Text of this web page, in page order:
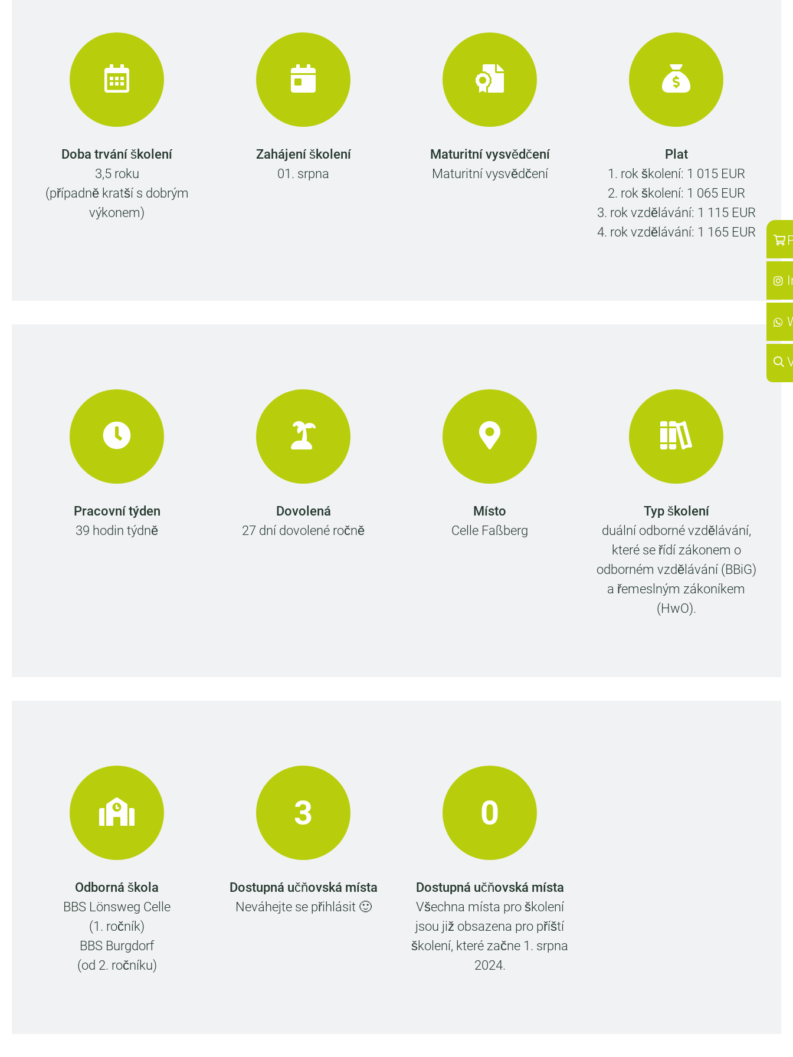
Doba trvání školení
3,5 roku
(případně kratší s dobrým
výkonem)
Zahájení školení
01. srpna
Maturitní vysvědčení
Maturitní vysvědčení
Plat
1. rok školení: 1 015 EUR
2. rok školení: 1 065 EUR
3. rok vzdělávání: 1 115 EUR
4. rok vzdělávání: 1 165 EUR
Pracovní týden
39 hodin týdně
Dovolená
27 dní dovolené ročně
Místo
Celle Faßberg
Typ školení
duální odborné vzdělávání,
které se řídí zákonem o
odborném vzdělávání (BBiG)
a řemeslným zákoníkem
(HwO).
Odborná škola
BBS Lönsweg Celle
(1. ročník)
BBS Burgdorf
(od 2. ročníku)
3
Dostupná učňovská místa
Neváhejte se přihlásit 🙂
0
Dostupná učňovská místa
Všechna místa pro školení
jsou již obsazena pro příští
školení, které začne 1. srpna
2024.